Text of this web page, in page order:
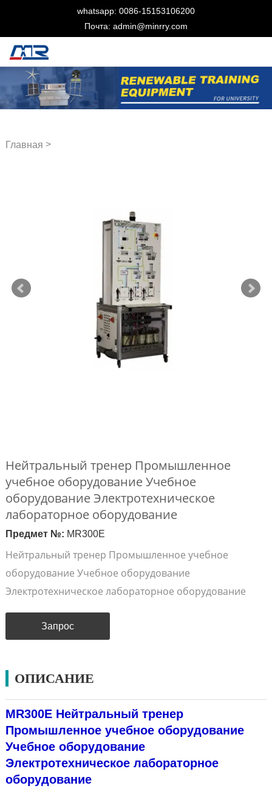
whatsapp: 0086-15153106200
Почта: admin@minrry.com
Главная >
Нейтральный тренер Промышленное
учебное оборудование Учебное
оборудование Электротехническое
лабораторное оборудование
Предмет №: MR300E
Нейтральный тренер Промышленное учебное
оборудование Учебное оборудование
Электротехническое лабораторное оборудование
Запрос
ОПИСАНИЕ
MR300E Нейтральный тренер
Промышленное учебное оборудование
Учебное оборудование
Электротехническое лабораторное
оборудование